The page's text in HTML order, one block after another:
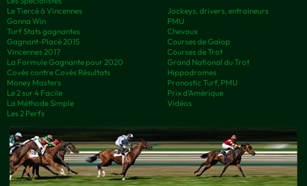
Le Tiercé à Vincennes
Gonna Win
Turf Stats gagnantes
Gagnant-Placé 2015
Vincennes 2017
La Formule Gagnante pour 2020
Covès contre Covès Résultats
Money Masters
Le 2 sur 4 Facile
La Méthode Simple
Les 2 Perfs
Jockeys, drivers, entraineurs
PMU
Chevaux
Courses de Galop
Courses de Trot
Grand National du Trot
Hippodromes
Pronostic Turf, PMU
Prix d’Amérique
Vidéos